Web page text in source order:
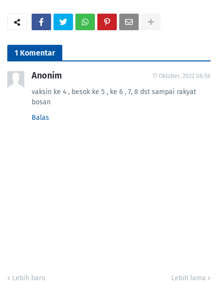
1 Komentar
Anonim 17 Oktober, 2022 08:58
vaksin ke 4 , besok ke 5 , ke 6 , 7, 8 dst sampai rakyat
bosan
Balas
Lebih baru Lebih lama